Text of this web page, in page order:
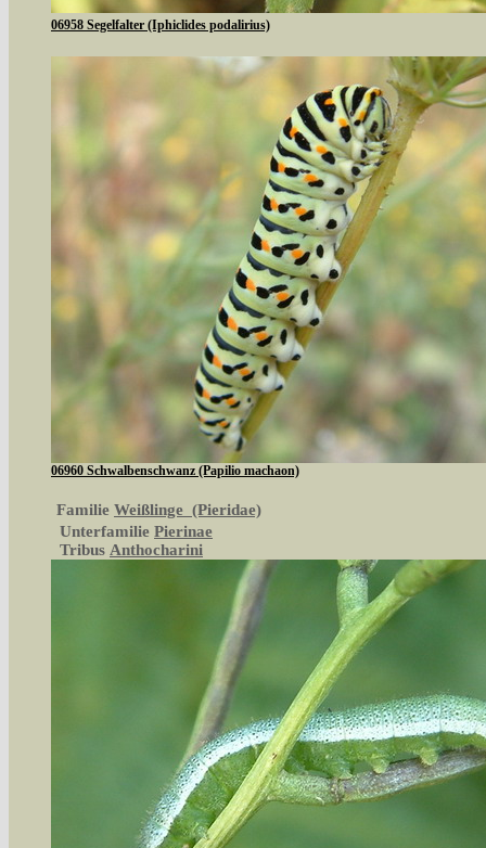
06958 Segelfalter (Iphiclides podalirius)
06960 Schwalbenschwanz (Papilio machaon)
Familie Weißlinge (Pieridae)
Unterfamilie Pierinae
Tribus Anthocharini